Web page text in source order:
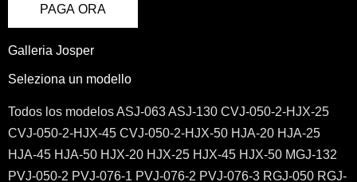
PAGA ORA
Galleria Josper
Seleziona un modello
Todos los modelosASJ-063ASJ-130 CVJ-050-2-HJX-25
CVJ-050-2-HJX-45 CVJ-050-2-HJX-50 HJA-20 HJA-25
HJA-45 HJA-50 HJX-20 HJX-25 HJX-45 HJX-50 MGJ-132
PVJ-050-2 PVJ-076-1 PVJ-076-2 PVJ-076-3 RGJ-050 RGJ-